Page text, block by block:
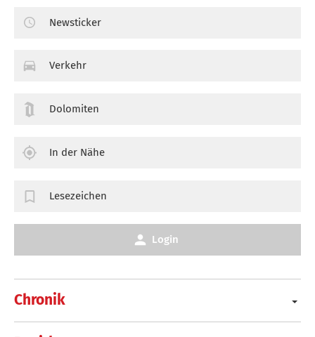
Chronik
Newsticker
Verkehr
Dolomiten
In der Nähe
Lesezeichen
Login